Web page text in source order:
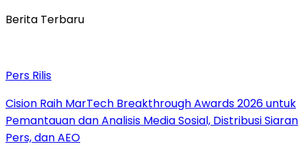
Berita Terbaru
Pers Rilis
Cision Raih MarTech Breakthrough Awards 2026 untuk
Pemantauan dan Analisis Media Sosial, Distribusi Siaran
Pers, dan AEO